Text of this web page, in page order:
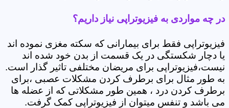
در چه مواردی به فیزیوتراپی نیاز داریم؟
فیزیوتراپی فقط برای بیمارانی که سکته مغزی نموده اند
یا دچار شکستگی در یک قسمت از بدن خود شده اند
نیست،فیزیوتراپی برای مریضان مختلفی تاثیر گذار است.
به طور مثال برای برطرف کردن مشکلات عصبی ،برای
برطرف کردن درد ، همین طور مشکلاتی که از عضله ها
می باشد و تنفس میتوان از فیزیوتراپی کمک گرفت.